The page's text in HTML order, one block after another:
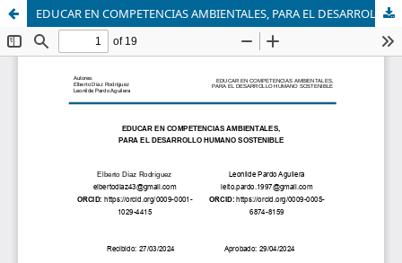
EDUCAR EN COMPETENCIAS AMBIENTALES, PARA EL DESARROLLO HUMANO SOSTENIBLE